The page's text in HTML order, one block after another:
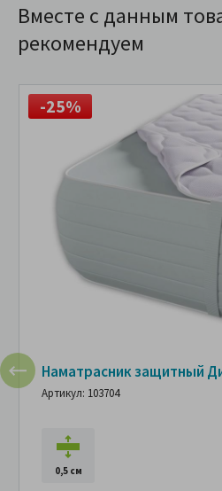
Вместе с данным
рекомендуем
-25%
Наматрасник защитный
Артикул: 103704
0,5 см